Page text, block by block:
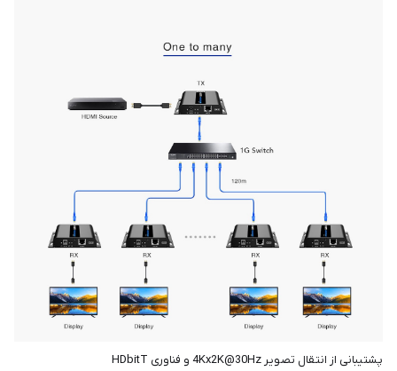
پشتیبانی از انتقال تصویر 4Kx2K@30Hz و فناوری HDbitT